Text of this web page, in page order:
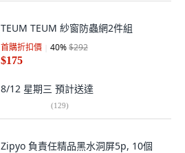
TEUM TEUM 紗窗防蟲網2件組
首購折扣價 40%$292
$175
8/12 星期三 預計送達
(129)
Zipyo 負責任精品黑水洞屏5p, 10個